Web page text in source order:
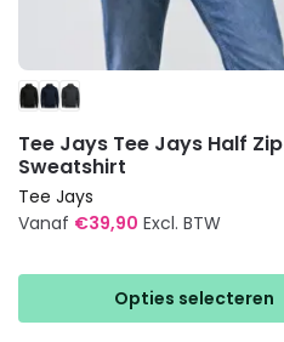
Tee Jays Tee Jays Half Zip
Sweatshirt
Tee Jays
Vanaf €39,90 Excl. BTW
Opties selecteren
heeft